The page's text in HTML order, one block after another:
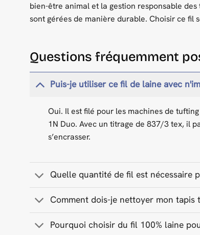
bien-être animal et la gestion responsable
sont gérées de manière durable. Choisir ce fil
Questions fréquemment
Puis-je utiliser ce fil de laine avec
Oui. Il est filé pour les machines de
1N Duo. Avec un titrage de 837/3 tex, il
s’encrasser.
Quelle quantité de fil est nécessaire
Comment dois-je nettoyer mon tapis
Pourquoi choisir du fil 100% laine